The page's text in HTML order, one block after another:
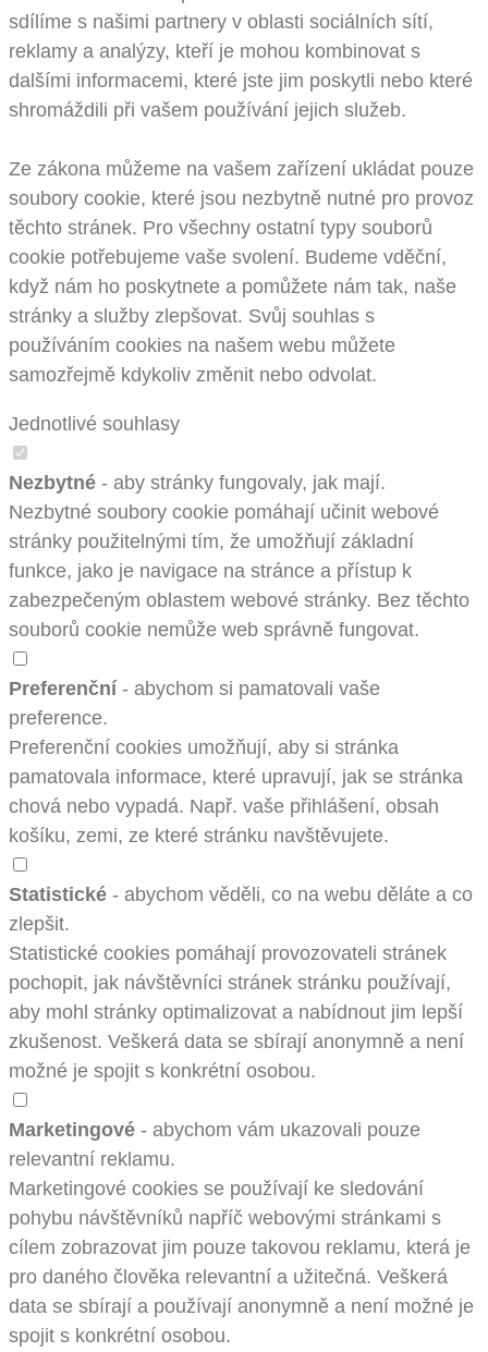
sdílíme s našimi partnery v oblasti sociálních sítí,
reklamy a analýzy, kteří je mohou kombinovat s
dalšími informacemi, které jste jim poskytli nebo které
shromáždili při vašem používání jejich služeb.
Ze zákona můžeme na vašem zařízení ukládat pouze
soubory cookie, které jsou nezbytně nutné pro provoz
těchto stránek. Pro všechny ostatní typy souborů
cookie potřebujeme vaše svolení. Budeme vděční,
když nám ho poskytnete a pomůžete nám tak, naše
stránky a služby zlepšovat. Svůj souhlas s
používáním cookies na našem webu můžete
samozřejmě kdykoliv změnit nebo odvolat.
Jednotlivé souhlasy
Nezbytné - aby stránky fungovaly, jak mají.
Nezbytné soubory cookie pomáhají učinit webové
stránky použitelnými tím, že umožňují základní
funkce, jako je navigace na stránce a přístup k
zabezpečeným oblastem webové stránky. Bez těchto
souborů cookie nemůže web správně fungovat.
Preferenční- abychom si pamatovali vaše
preference.
Preferenční cookies umožňují, aby si stránka
pamatovala informace, které upravují, jak se stránka
chová nebo vypadá. Např. vaše přihlášení, obsah
košíku, zemi, ze které stránku navštěvujete.
Statistické - abychom věděli, co na webu děláte a co
zlepšit.
Statistické cookies pomáhají provozovateli stránek
pochopit, jak návštěvníci stránek stránku používají,
aby mohl stránky optimalizovat a nabídnout jim lepší
zkušenost. Veškerá data se sbírají anonymně a není
možné je spojit s konkrétní osobou.
Marketingové - abychom vám ukazovali pouze
relevantní reklamu.
Marketingové cookies se používají ke sledování
pohybu návštěvníků napříč webovými stránkami s
cílem zobrazovat jim pouze takovou reklamu, která je
pro daného člověka relevantní a užitečná. Veškerá
data se sbírají a používají anonymně a není možné je
spojit s konkrétní osobou.